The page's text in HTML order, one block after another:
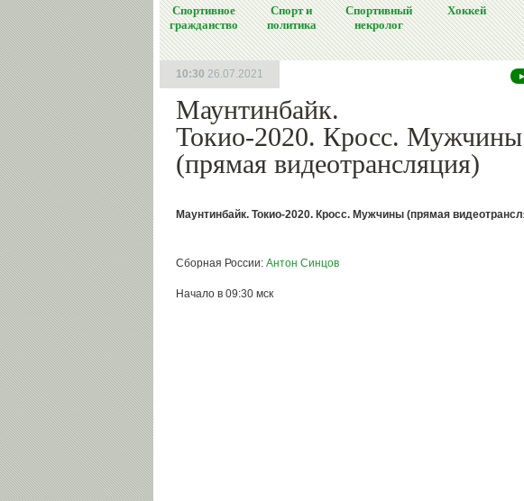
Спортивное
гражданство
Спорт и
политика
Спортивный
некролог
Хоккей
Маунтинбайк.
Токио-2020. Кросс. Мужчины
(прямая видеотрансляция)
10:30 26.07.2021
Маунтинбайк. Токио-2020. Кросс. Мужчины (прямая
Сборная России: Антон Синцов
Начало в 09:30 мск